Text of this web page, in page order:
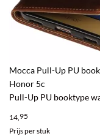
Mocca Pull-Up PU
Honor 5c
Pull-Up PU booktype
14,95
Prijs per stuk